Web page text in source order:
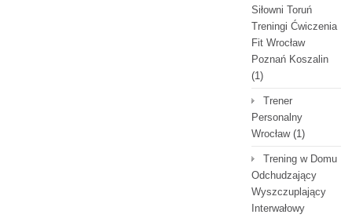
Siłowni Toruń
Treningi Ćwiczenia
Fit Wrocław
Poznań Koszalin
(1)
Trener
Personalny
Wrocław(1)
Trening w Domu
Odchudzający
Wyszczuplający
Interwałowy